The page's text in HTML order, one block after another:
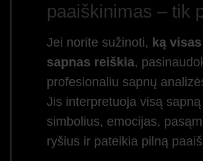
paaiškinimas – tik
Jei norite sužinoti, ką
sapnas reiškia,
profesionaliu sapnų
Jis interpretuoja visą
simbolius, emocijas,
ryšius ir pateikia pilną